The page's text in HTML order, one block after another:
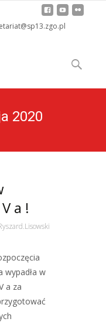
to
content
Szukaj:
2020
a !
wypadła w
a za